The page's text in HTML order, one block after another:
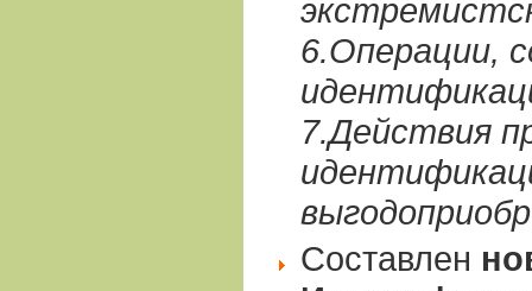
6.Операции,
7.Действия
Составлен